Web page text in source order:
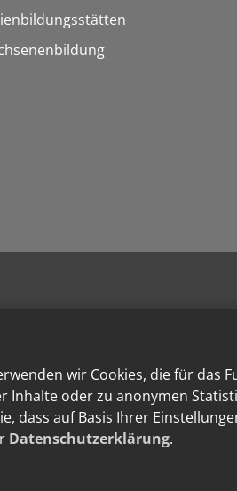
wir Cookies, die für das
oder zu anonymen
dass auf Basis Ihrer
Datenschutzerklärung.